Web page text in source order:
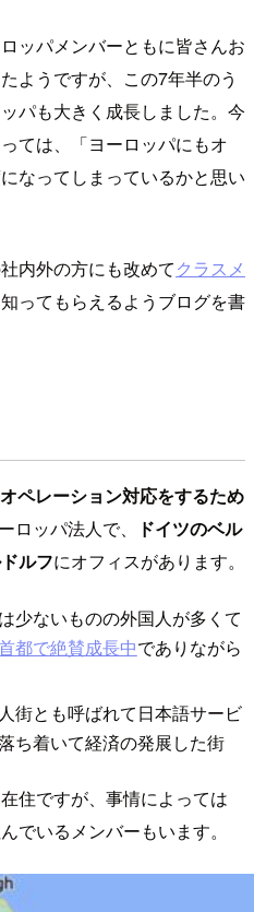
ッパメンバーともに皆さんお
ようですが、この7年半のう
パも大きく成長しました。今
ては、「ヨーロッパにもオ
なってしまっているかと思い
内外の方にも改めてクラスメ
ってもらえるようブログを書
ペレーション対応をするため
ロッパ法人で、
ドイツのベル
ルフにオフィスがあります。
少ないものの外国人が多くて
都で絶賛成長中でありながら
街とも呼ばれて日本語サービ
ち着いて経済の発展した街
住ですが、事情によっては
でいるメンバーもいます。